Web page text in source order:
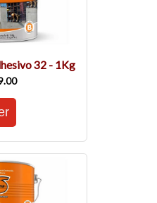
32 - 1Kg